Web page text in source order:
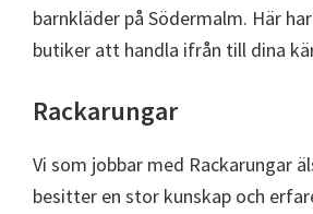
barnkläder på Södermalm. Här
butiker att handla ifrån till dina
Rackarungar
Vi som jobbar med Rackarungar
besitter en stor kunskap och